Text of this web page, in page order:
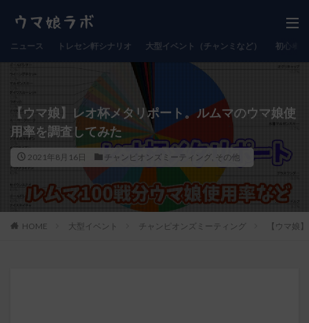
ニュース トレセン軒シナリオ 大型イベント（チャンミなど） 初心者
【ウマ娘】レオ杯メタリポート。ルムマのウマ娘使
用率を調査してみた
2021年8月16日 チャンピオンズミーティング, その他
HOME 大型イベント チャンピオンズミーティング 【ウマ娘